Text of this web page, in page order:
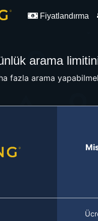
Fiyatlandırma
arama
fazla arama